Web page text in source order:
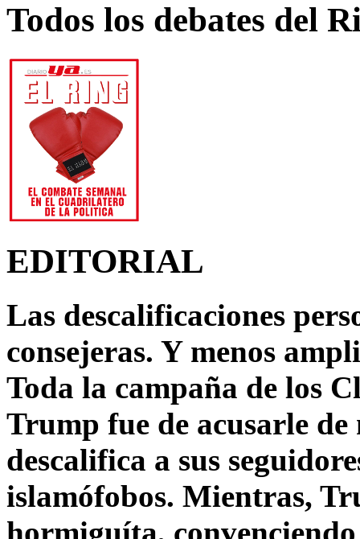
Todos los debates del
EDITORIAL
Las descalificaciones
consejeras. Y menos
Toda la campaña de los
Trump fue de acusarle
descalifica a sus
islamófobos. Mientras,
hormiguíta,